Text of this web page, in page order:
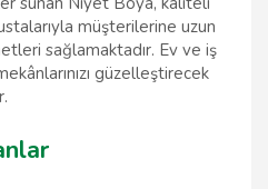
müşterilerine uzun
sağlamaktadır. Ev ve iş
güzelleştirecek